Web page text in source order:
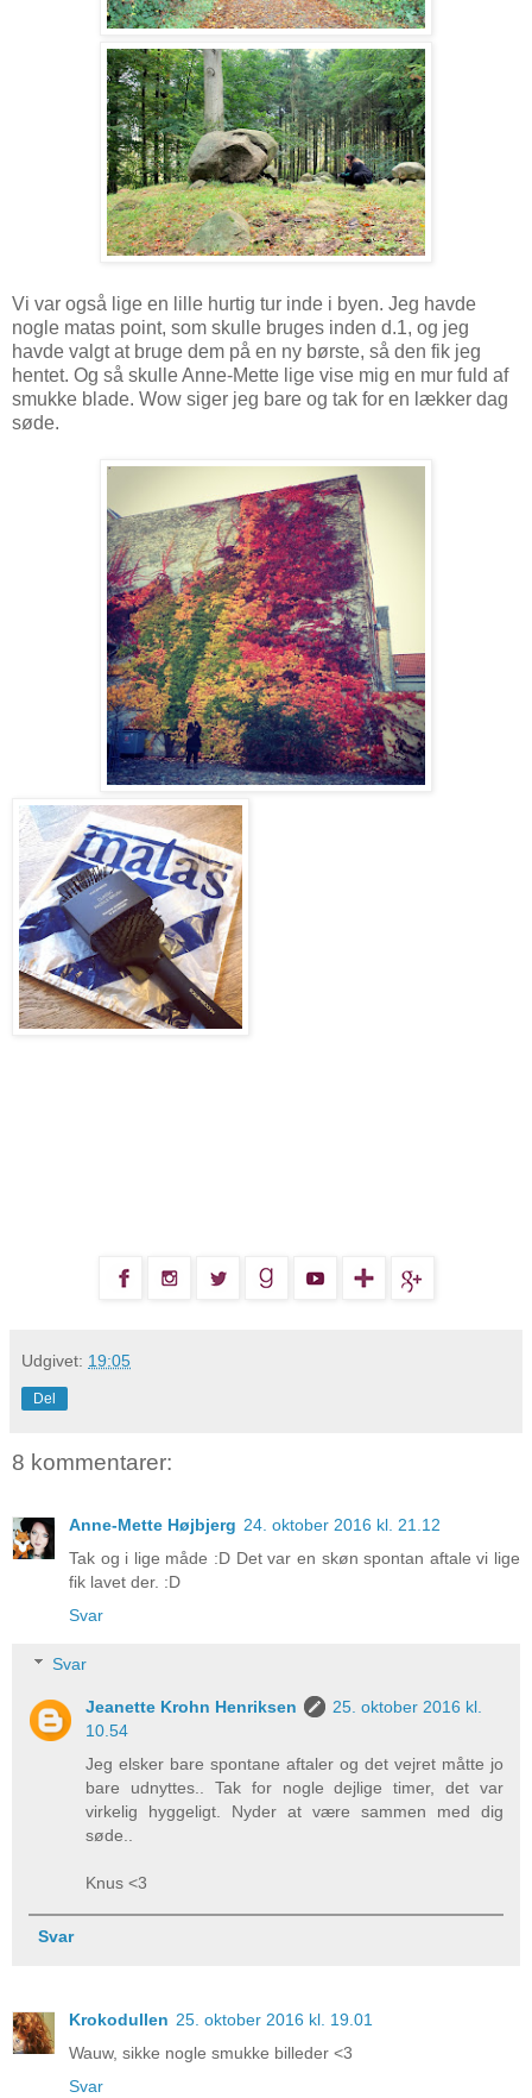
Vi var også lige en lille hurtig tur inde i byen. Jeg havde
nogle matas point, som skulle bruges inden d.1, og jeg
havde valgt at bruge dem på en ny børste, så den fik jeg
hentet. Og så skulle Anne-Mette lige vise mig en mur fuld af
smukke blade. Wow siger jeg bare og tak for en lækker dag
søde.
Udgivet: 19:05
Del
8 kommentarer:
Anne-Mette Højbjerg 24. oktober 2016 kl. 21.12
Tak og i lige måde :D Det var en skøn spontan aftale vi lige
fik lavet der. :D
Svar
Svar
Jeanette Krohn Henriksen
25. oktober 2016 kl.
10.54
Jeg elsker bare spontane aftaler og det vejret måtte jo
bare udnyttes.. Tak for nogle dejlige timer, det var
virkelig hyggeligt. Nyder at være sammen med dig
søde..
Knus <3
Svar
Krokodullen 25. oktober 2016 kl. 19.01
Wauw, sikke nogle smukke billeder <3
Svar